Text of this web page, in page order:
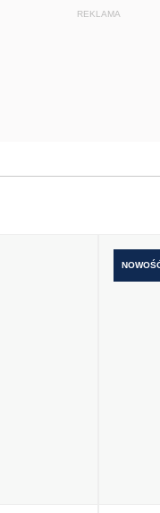
REKLAMA